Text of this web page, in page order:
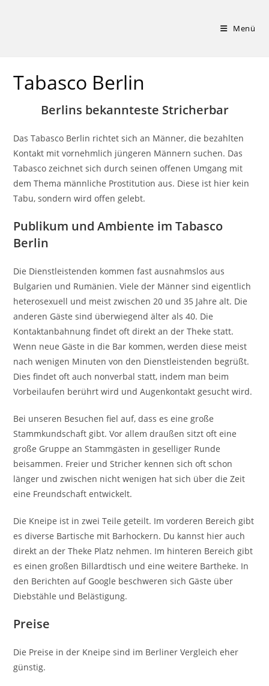
Menü
Tabasco Berlin
Berlins bekannteste Stricherbar
Das Tabasco Berlin richtet sich an Männer, die bezahlten
Kontakt mit vornehmlich jüngeren Männern suchen. Das
Tabasco zeichnet sich durch seinen offenen Umgang mit
dem Thema männliche Prostitution aus. Diese ist hier kein
Tabu, sondern wird offen gelebt.
Publikum und Ambiente im Tabasco
Berlin
Die Dienstleistenden kommen fast ausnahmslos aus
Bulgarien und Rumänien. Viele der Männer sind eigentlich
heterosexuell und meist zwischen 20 und 35 Jahre alt. Die
anderen Gäste sind überwiegend älter als 40. Die
Kontaktanbahnung findet oft direkt an der Theke statt.
Wenn neue Gäste in die Bar kommen, werden diese meist
nach wenigen Minuten von den Dienstleistenden begrüßt.
Dies findet oft auch nonverbal statt, indem man beim
Vorbeilaufen berührt wird und Augenkontakt gesucht wird.
Bei unseren Besuchen fiel auf, dass es eine große
Stammkundschaft gibt. Vor allem draußen sitzt oft eine
große Gruppe an Stammgästen in geselliger Runde
beisammen. Freier und Stricher kennen sich oft schon
länger und zwischen nicht wenigen hat sich über die Zeit
eine Freundschaft entwickelt.
Die Kneipe ist in zwei Teile geteilt. Im vorderen Bereich gibt
es diverse Bartische mit Barhockern. Du kannst hier auch
direkt an der Theke Platz nehmen. Im hinteren Bereich gibt
es einen großen Billardtisch und eine weitere Bartheke. In
den Berichten auf Google beschweren sich Gäste über
Diebstähle und Belästigung.
Preise
Die Preise in der Kneipe sind im Berliner Vergleich eher
günstig.